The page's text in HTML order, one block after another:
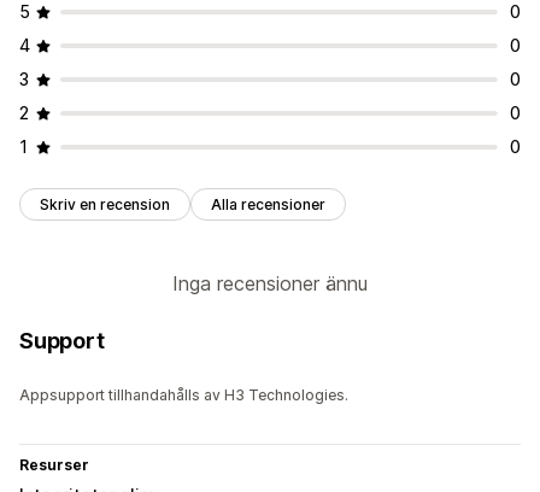
5
0
4
0
3
0
2
0
1
0
Skriv en recension Alla recensioner
Inga recensioner ännu
Support
Appsupport tillhandahålls av H3 Technologies.
Resurser